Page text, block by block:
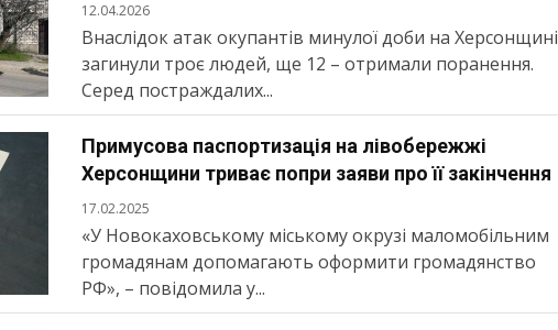
12.04.2026
Внаслідок атак окупантів минулої доби на Херсонщині
загинули троє людей, ще 12 – отримали поранення.
Серед постраждалих...
Примусова паспортизація на лівобережжі
Херсонщини триває попри заяви про її закінчення
17.02.2025
«У Новокаховському міському окрузі маломобільним
громадянам допомагають оформити громадянство
РФ», – повідомила у...